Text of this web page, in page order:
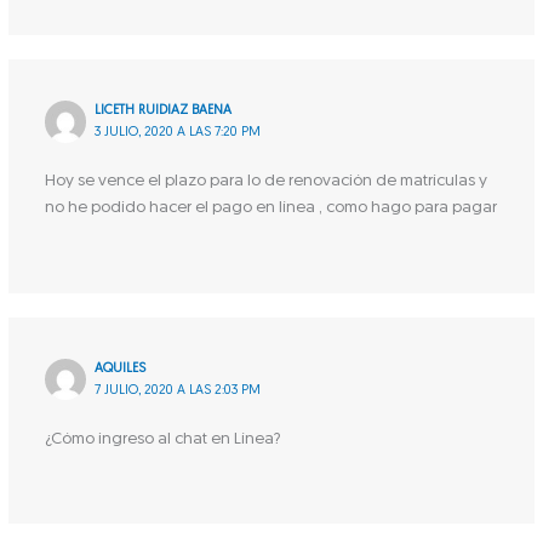
LICETH RUIDIAZ BAENA
3 JULIO, 2020 A LAS 7:20 PM
Hoy se vence el plazo para lo de renovación de matrículas y
no he podido hacer el pago en línea , como hago para pagar
AQUILES
7 JULIO, 2020 A LAS 2:03 PM
¿Cómo ingreso al chat en Línea?